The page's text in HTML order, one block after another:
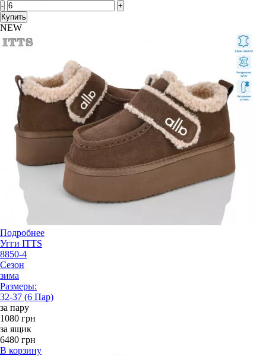
-
+
Купить
NEW
Подробнее
Угги ITTS
8850-4
Сезон
зима
Размеры:
32-37 (6 Пар)
за пару
1080 грн
за ящик
6480 грн
В корзину